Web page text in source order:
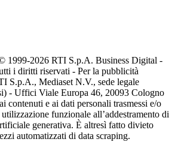
1999-2026 RTI S.p.A. Business Digital -
i diritti riservati - Per la pubblicità
S.p.A., Mediaset N.V., sede legale
- Uffici Viale Europa 46, 20093 Cologno
contenuti e ai dati personali trasmessi e/o
funzionale all’addestramento di
generativa. È altresì fatto divieto
automatizzati di data scraping.